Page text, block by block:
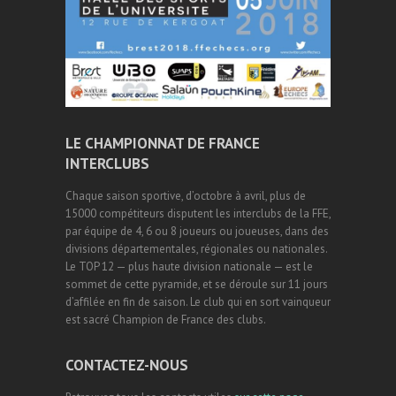
LE CHAMPIONNAT DE FRANCE
INTERCLUBS
Chaque saison sportive, d’octobre à avril, plus de
15000 compétiteurs disputent les interclubs de la FFE,
par équipe de 4, 6 ou 8 joueurs ou joueuses, dans des
divisions départementales, régionales ou nationales.
Le TOP 12 — plus haute division nationale — est le
sommet de cette pyramide, et se déroule sur 11 jours
d’affilée en fin de saison. Le club qui en sort vainqueur
est sacré Champion de France des clubs.
CONTACTEZ-NOUS